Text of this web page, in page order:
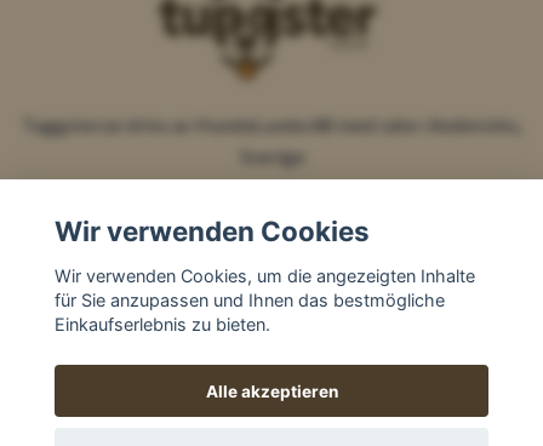
Tuggster.se drivs av HundaLunda AB med säte i Anderslöv,
Sverige
Wir verwenden Cookies
Wir verwenden Cookies, um die angezeigten Inhalte
für Sie anzupassen und Ihnen das bestmögliche
Einkaufserlebnis zu bieten.
Alle akzeptieren